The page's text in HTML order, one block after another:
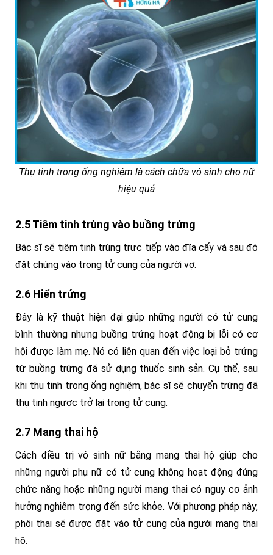
Thụ tinh trong ống nghiệm là cách chữa vô sinh cho nữ
hiệu quả
2.5 Tiêm tinh trùng vào buồng trứng
Bác sĩ sẽ tiêm tinh trùng trực tiếp vào đĩa cấy và sau đó
đặt chúng vào trong tử cung của người vợ.
2.6 Hiến trứng
Đây là kỹ thuật hiện đại giúp những người có tử cung
bình thường nhưng buồng trứng hoạt động bị lỗi có cơ
hội được làm mẹ. Nó có liên quan đến việc loại bỏ trứng
từ buồng trứng đã sử dụng thuốc sinh sản. Cụ thể, sau
khi thụ tinh trong ống nghiệm, bác sĩ sẽ chuyển trứng đã
thụ tinh ngược trở lại trong tử cung.
2.7 Mang thai hộ
Cách điều trị vô sinh nữ bằng mang thai hộ giúp cho
những người phụ nữ có tử cung không hoạt động đúng
chức năng hoặc những người mang thai có nguy cơ ảnh
hưởng nghiêm trọng đến sức khỏe. Với phương pháp này,
phôi thai sẽ được đặt vào tử cung của người mang thai
hộ.